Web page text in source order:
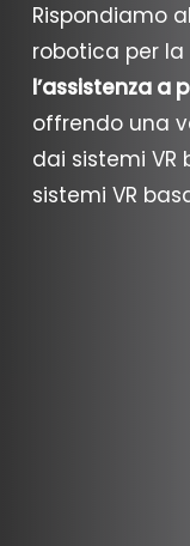
Rispondiamo
robotica per la
l’assistenza a
offrendo una
dai sistemi VR
sistemi VR